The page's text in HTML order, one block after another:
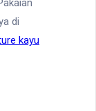
di
kayu